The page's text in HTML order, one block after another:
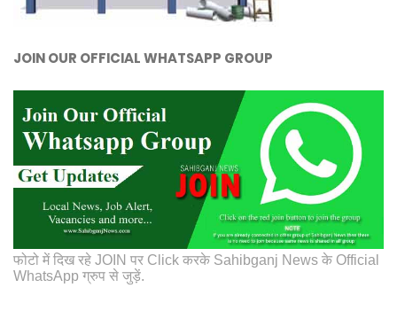
JOIN OUR OFFICIAL WHATSAPP GROUP
फोटो में दिख रहे JOIN पर Click करके Sahibganj News के Official
WhatsApp ग्रुप से जुड़ें.